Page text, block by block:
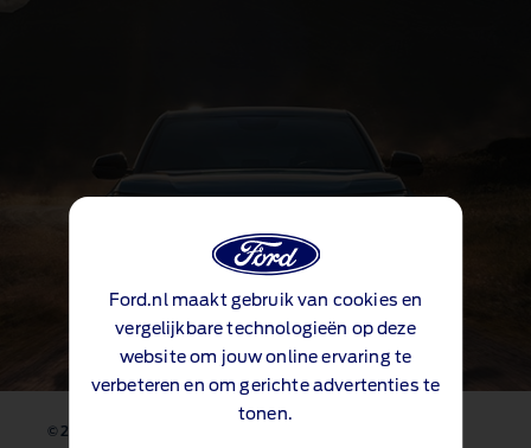
Ford.nl maakt gebruik van cookies en
vergelijkbare technologieën op deze
website om jouw online ervaring te
verbeteren en om gerichte advertenties te
tonen.
© 2026 Ford Motor Company